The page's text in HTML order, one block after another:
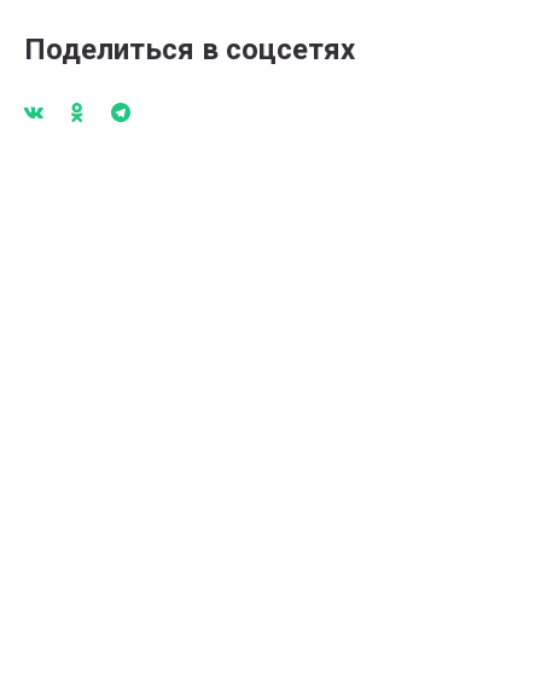
Поделиться в соцсетях